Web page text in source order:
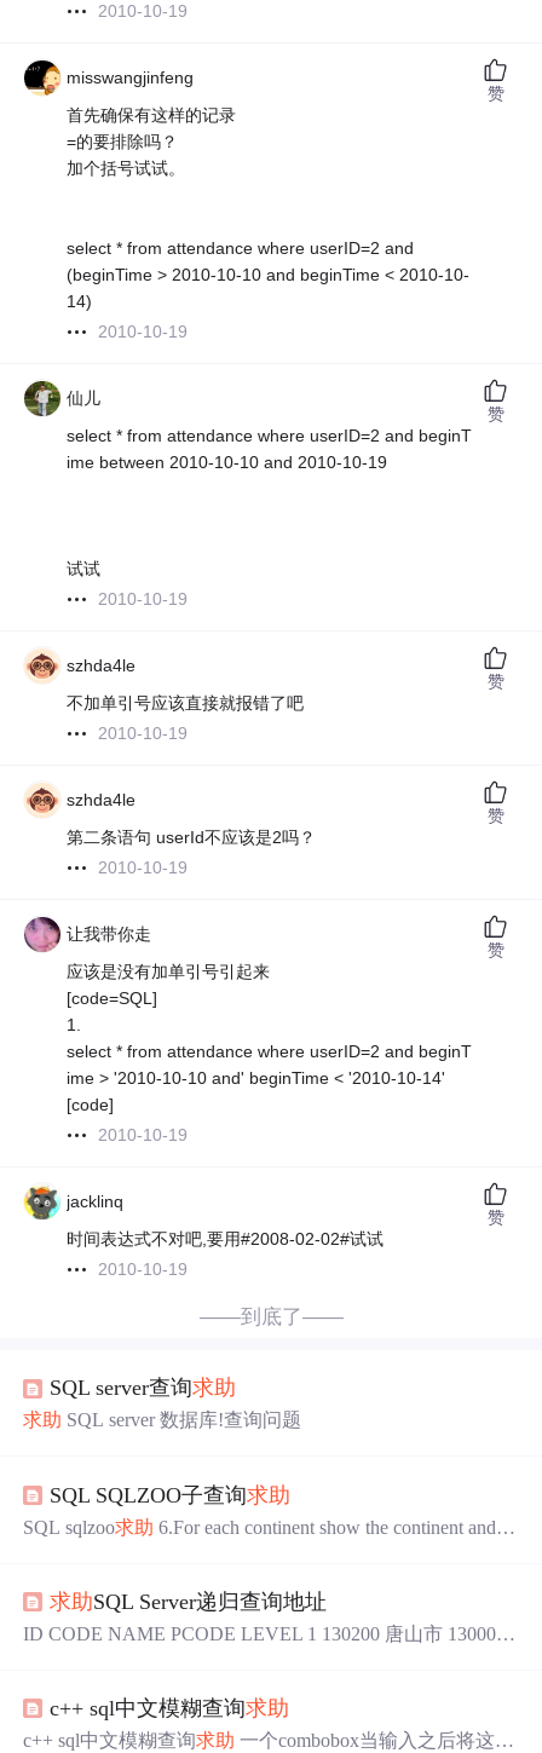
2010-10-19
misswangjinfeng
首先确保有这样的记录
=的要排除吗？
加个括号试试。
select * from attendance where userID=2 and
(beginTime > 2010-10-10 and beginTime < 2010-10-
14)
2010-10-19
赞
仙儿
select * from attendance where userID=2 and beginT
ime between 2010-10-10 and 2010-10-19
试试
2010-10-19
赞
szhda4le
不加单引号应该直接就报错了吧
2010-10-19
赞
szhda4le
第二条语句 userId不应该是2吗？
2010-10-19
赞
让我带你走
应该是没有加单引号引起来
[code=SQL]
1.
select * from attendance where userID=2 and beginT
ime > '2010-10-10 and' beginTime < '2010-10-14'
[code]
2010-10-19
赞
jacklinq
时间表达式不对吧,要用#2008-02-02#试试
2010-10-19
赞
——到底了——
SQL server查询求助
求助 SQL server 数据库!查询问题
SQL SQLZOO子查询求助
SQL sqlzoo求助 6.For each continent show the continent and n
插入图片描述
求助SQL Server递归查询地址
ID CODE NAME PCODE LEVEL 1 130200 唐山市 130000
c++ sql中文模糊查询求助
c++ sql中文模糊查询求助 一个combobox当输入之后将这个